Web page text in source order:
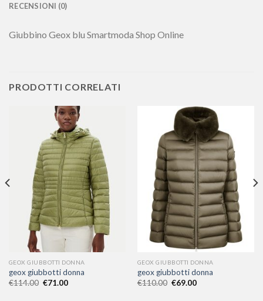
RECENSIONI (0)
Giubbino Geox blu Smartmoda Shop Online
PRODOTTI CORRELATI
GEOX GIUBBOTTI DONNA
geox giubbotti donna
€114.00 €71.00
GEOX GIUBBOTTI DONNA
geox giubbotti donna
€110.00 €69.00